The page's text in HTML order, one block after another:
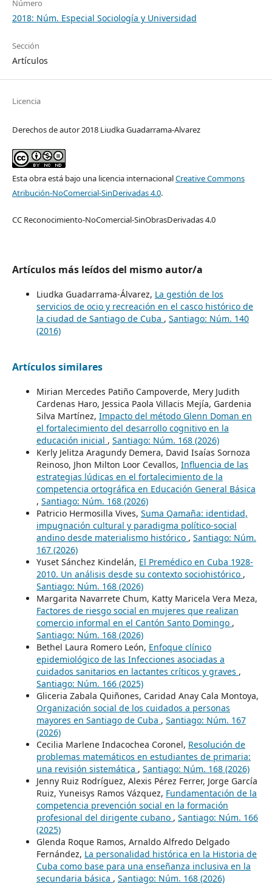
Número
2018: Núm. Especial Sociología y Universidad
Sección
Artículos
Licencia
Derechos de autor 2018 Liudka Guadarrama-Alvarez
Esta obra está bajo una licencia internacionalCreative Commons
Atribución-NoComercial-SinDerivadas 4.0.
CC Reconocimiento-NoComercial-SinObrasDerivadas 4.0
Artículos más leídos del mismo autor/a
Liudka Guadarrama-Álvarez, La gestión de los
servicios de ocio y recreación en el casco histórico de
la ciudad de Santiago de Cuba , Santiago: Núm. 140
(2016)
Artículos similares
Mirian Mercedes Patiño Campoverde, Mery Judith
Cardenas Haro, Jessica Paola Villacis Mejía, Gardenia
Silva Martínez, Impacto del método Glenn Doman en
el fortalecimiento del desarrollo cognitivo en la
educación inicial , Santiago: Núm. 168 (2026)
Kerly Jelitza Aragundy Demera, David Isaías Sornoza
Reinoso, Jhon Milton Loor Cevallos, Influencia de las
estrategias lúdicas en el fortalecimiento de la
competencia ortográfica en Educación General Básica
, Santiago: Núm. 168 (2026)
Patricio Hermosilla Vives, Suma Qamaña: identidad,
impugnación cultural y paradigma político-social
andino desde materialismo histórico , Santiago: Núm.
167 (2026)
Yuset Sánchez Kindelán, El Premédico en Cuba 1928-
2010. Un análisis desde su contexto sociohistórico ,
Santiago: Núm. 168 (2026)
Margarita Navarrete Chum, Katty Maricela Vera Meza,
Factores de riesgo social en mujeres que realizan
comercio informal en el Cantón Santo Domingo ,
Santiago: Núm. 168 (2026)
Bethel Laura Romero León, Enfoque clínico
epidemiológico de las Infecciones asociadas a
cuidados sanitarios en lactantes críticos y graves ,
Santiago: Núm. 166 (2025)
Gliceria Zabala Quiñones, Caridad Anay Cala Montoya,
Organización social de los cuidados a personas
mayores en Santiago de Cuba , Santiago: Núm. 167
(2026)
Cecilia Marlene Indacochea Coronel, Resolución de
problemas matemáticos en estudiantes de primaria:
una revisión sistemática , Santiago: Núm. 168 (2026)
Jenny Ruiz Rodríguez, Alexis Pérez Ferrer, Jorge García
Ruiz, Yuneisys Ramos Vázquez, Fundamentación de la
competencia prevención social en la formación
profesional del dirigente cubano , Santiago: Núm. 166
(2025)
Glenda Roque Ramos, Arnaldo Alfredo Delgado
Fernández, La personalidad histórica en la Historia de
Cuba como base para una enseñanza inclusiva en la
secundaria básica , Santiago: Núm. 168 (2026)